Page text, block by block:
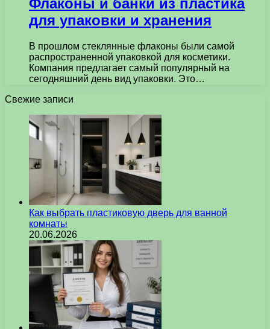
для упаковки и хранения
В прошлом стеклянные флаконы были самой
распространенной упаковкой для косметики.
Компания предлагает самый популярный на
сегодняшний день вид упаковки. Это…
Свежие записи
Как выбрать пластиковую дверь для ванной
комнаты
20.06.2026